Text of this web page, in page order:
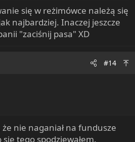
się w reżimówce należą się
najbardziej. Inaczej jeszcze
"zaciśnij pasa" XD
#14
nie naganiał na fundusze
tego spodziewałem.